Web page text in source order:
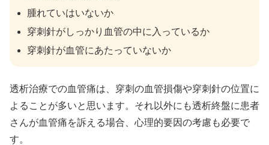
腫れていはいないか
穿刺針がしっかり血管の中に入っているか
穿刺針が血管にあたっていないか
透析治療での血管痛は、穿刺の血管損傷や穿刺針の位置に
よることが多いと思います。それ以外にも透析終盤に患者
さんが血管痛を訴える場合、心理的要因の考慮も必要で
す。